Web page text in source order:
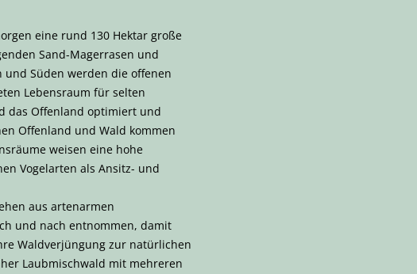
eine rund 130 Hektar große
Sand-Magerrasen und
Süden werden die offenen
Lebensraum für selten
das Offenland optimiert und
Offenland und Wald kommen
weisen eine hohe
Vogelarten als Ansitz- und
aus artenarmen
und nach entnommen, damit
Waldverjüngung zur natürlichen
Laubmischwald mit mehreren